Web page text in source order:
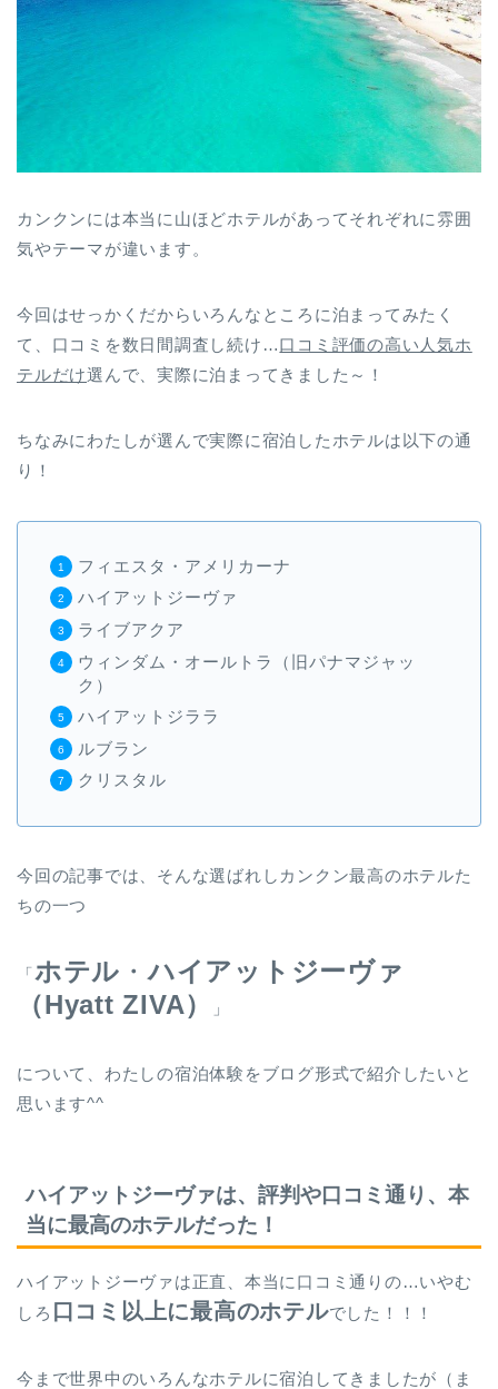
カンクンには本当に山ほどホテルがあってそれぞれに雰囲
気やテーマが違います。
今回はせっかくだからいろんなところに泊まってみたく
て、口コミを数日間調査し続け…口コミ評価の高い人気ホ
テルだけ選んで、実際に泊まってきました～！
ちなみにわたしが選んで実際に宿泊したホテルは以下の通
り！
フィエスタ・アメリカーナ
ハイアットジーヴァ
ライブアクア
ウィンダム・オールトラ（旧パナマジャッ
ク）
ハイアットジララ
ルブラン
クリスタル
今回の記事では、そんな選ばれしカンクン最高のホテルた
ちの一つ
「ホテル ・ハイアットジーヴァ
（Hyatt ZIVA）
」
について、わたしの宿泊体験をブログ形式で紹介したいと
思います^^
ハイアットジーヴァは、評判や口コミ通り、本
当に最高のホテルだった！
ハイアットジーヴァは正直、本当に口コミ通りの…いやむ
しろ 口コミ以上に最高のホテルでした！！！
今まで世界中のいろんなホテルに宿泊してきましたが（ま